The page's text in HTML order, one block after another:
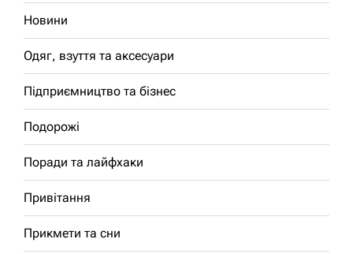
Новини
Одяг, взуття та аксесуари
Підприємництво та бізнес
Подорожі
Поради та лайфхаки
Привітання
Прикмети та сни